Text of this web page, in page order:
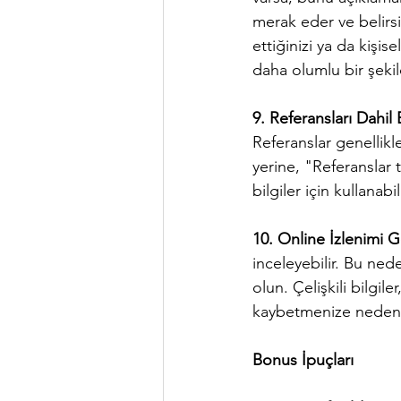
merak eder ve
ettiğinizi ya da
daha olumlu bir
9. Referansları
Referanslar
yerine, "Referanslar
bilgiler için
10. Online İzlenimi
inceleyebilir. Bu
olun. Çelişkili
kaybetmenize neden
Bonus İpuçları